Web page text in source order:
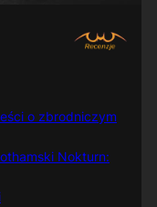
o zbrodniczym
Nokturn: